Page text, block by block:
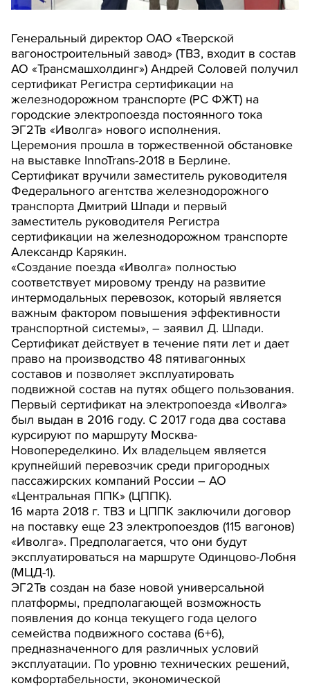
Генеральный директор ОАО «Тверской
вагоностроительный завод» (ТВЗ, входит в состав
АО «Трансмашхолдинг») Андрей Соловей получил
сертификат Регистра сертификации на
железнодорожном транспорте (РС ФЖТ) на
городские электропоезда постоянного тока
ЭГ2Тв «Иволга» нового исполнения.
Церемония прошла в торжественной обстановке
на выставке InnoTrans-2018 в Берлине.
Сертификат вручили заместитель руководителя
Федерального агентства железнодорожного
транспорта Дмитрий Шпади и первый
заместитель руководителя Регистра
сертификации на железнодорожном транспорте
Александр Карякин.
«Создание поезда «Иволга» полностью
соответствует мировому тренду на развитие
интермодальных перевозок, который является
важным фактором повышения эффективности
транспортной системы», – заявил Д. Шпади.
Сертификат действует в течение пяти лет и дает
право на производство 48 пятивагонных
составов и позволяет эксплуатировать
подвижной состав на путях общего пользования.
Первый сертификат на электропоезда «Иволга»
был выдан в 2016 году. С 2017 года два состава
курсируют по маршруту Москва-
Новопеределкино. Их владельцем является
крупнейший перевозчик среди пригородных
пассажирских компаний России – АО
«Центральная ППК» (ЦППК).
16 марта 2018 г. ТВЗ и ЦППК заключили договор
на поставку еще 23 электропоездов (115 вагонов)
«Иволга». Предполагается, что они будут
эксплуатироваться на маршруте Одинцово-Лобня
(МЦД-1).
ЭГ2Тв создан на базе новой универсальной
платформы, предполагающей возможность
появления до конца текущего года целого
семейства подвижного состава (6+6),
предназначенного для различных условий
эксплуатации. По уровню технических решений,
комфортабельности, экономической